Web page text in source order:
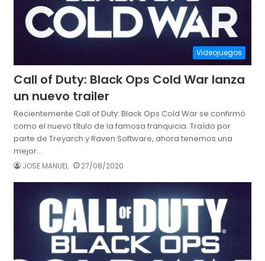
Videojuegos
Call of Duty: Black Ops Cold War lanza
un nuevo trailer
Recientemente Call of Duty: Black Ops Cold War se confirmó
como el nuevo título de la famosa franquicia. Traído por
parte de Treyarch y Raven Software, ahora tenemos una
mejor…
JOSE MANUEL 27/08/2020